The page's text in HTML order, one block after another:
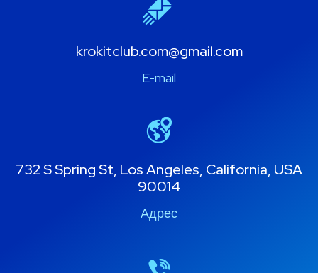
krokitclub.com@gmail.com
E-mail
732 S Spring St, Los Angeles, California, USA
90014
Адрес